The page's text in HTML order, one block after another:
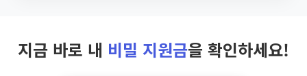
지금 바로 내 비밀 지원금을 확인하세요!